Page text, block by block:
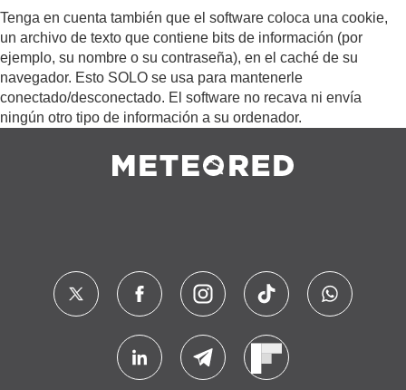
Tenga en cuenta también que el software coloca una cookie,
un archivo de texto que contiene bits de información (por
ejemplo, su nombre o su contraseña), en el caché de su
navegador. Esto SOLO se usa para mantenerle
conectado/desconectado. El software no recava ni envía
ningún otro tipo de información a su ordenador.